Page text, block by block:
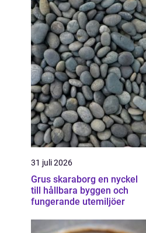
31 juli 2026
Grus skaraborg en nyckel
till hållbara byggen och
fungerande utemiljöer